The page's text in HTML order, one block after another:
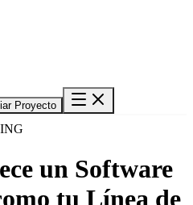
Proyecto
un Software
tu Línea de